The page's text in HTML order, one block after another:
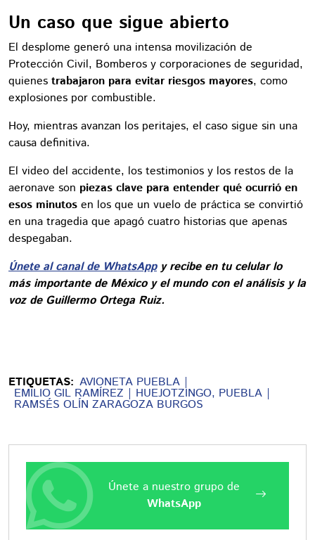
Un caso que sigue abierto
El desplome generó una intensa movilización de
Protección Civil, Bomberos y corporaciones de seguridad,
quienes trabajaron para evitar riesgos mayores, como
explosiones por combustible.
Hoy, mientras avanzan los peritajes, el caso sigue sin una
causa definitiva.
El video del accidente, los testimonios y los restos de la
aeronave son piezas clave para entender qué ocurrió en
esos minutos en los que un vuelo de práctica se convirtió
en una tragedia que apagó cuatro historias que apenas
despegaban.
Únete al canal de WhatsAppy recibe en tu celular lo
más importante de México y el mundo con el análisis y la
voz de Guillermo Ortega Ruiz.
ETIQUETAS: AVIONETA PUEBLA
EMILIO GIL RAMÍREZ HUEJOTZINGO, PUEBLA
RAMSÉS OLÍN ZARAGOZA BURGOS
Únete a nuestro grupo de
WhatsApp